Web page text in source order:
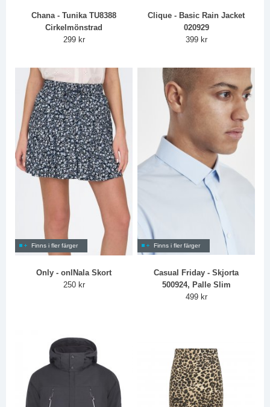
Chana - Tunika TU8388
Cirkelmönstrad
299 kr
Clique - Basic Rain Jacket
020929
399 kr
Finns i fler färger
Only - onlNala Skort
250 kr
Finns i fler färger
Casual Friday - Skjorta
500924, Palle Slim
499 kr